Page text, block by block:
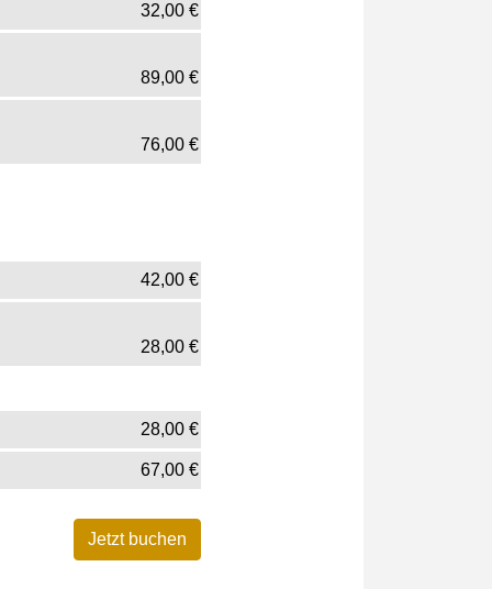
32,00 €
89,00 €
76,00 €
42,00 €
28,00 €
28,00 €
67,00 €